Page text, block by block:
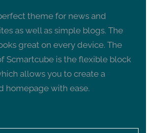
theme for news and
as well as simple blogs. The
great on every device. The
Scmartcube is the flexible block
allows you to create a
homepage with ease.